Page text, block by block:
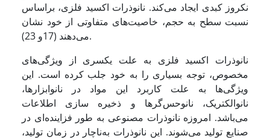
نکروز کبدی ایجاد می‌کند. نانوذرات اکسید فلزی، براساس
نسبت سطح به حجم، خاصیت‌های متفاوتی از خود نشان
می‌دهند (17و 23).
نانوذرات اکسید فلزی به علت یکسری از ویژگی‌های
مخصوص، توجه بسیاری را به خود جلب کرده است. این
ویژگی‌ها به علت کاربرد این مواد در نانوابزارها،
نانوالکتریک، نانوحس‌گرها و ذخیره سازی اطلاعات
می‌باشد. امروزه نانوذرات مصنوعی به طور فزاینده‌ای در
صنایع تولید می‌شوند. این نانوذرات به‌ناچار در زمان تولید،